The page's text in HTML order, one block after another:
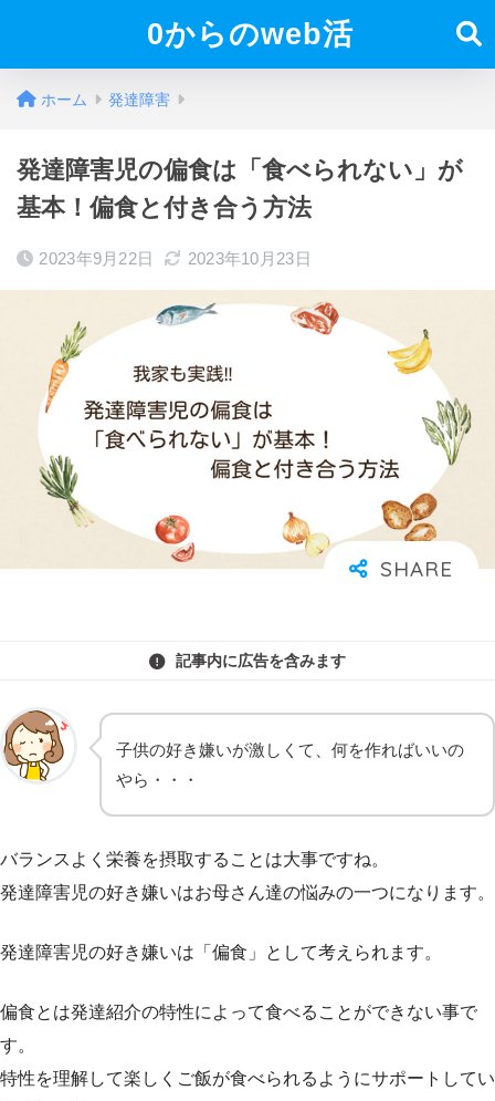
0からのweb活
ホーム 発達障害
発達障害児の偏食は「食べられない」が
基本！偏食と付き合う方法
2023年9月22日 2023年10月23日
記事内に広告を含みます
子供の好き嫌いが激しくて、何を作ればいいの
やら・・・
バランスよく栄養を摂取することは大事ですね。
発達障害児の好き嫌いはお母さん達の悩みの一つになります。
発達障害児の好き嫌いは「偏食」として考えられます。
偏食とは発達紹介の特性によって食べることができない事で
す。
特性を理解して楽しくご飯が食べられるようにサポートしてい